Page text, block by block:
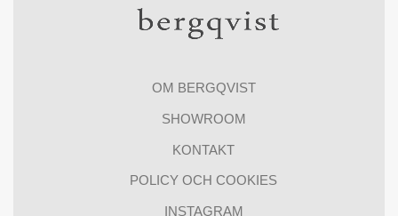
OM BERGQVIST
SHOWROOM
KONTAKT
POLICY OCH COOKIES
INSTAGRAM